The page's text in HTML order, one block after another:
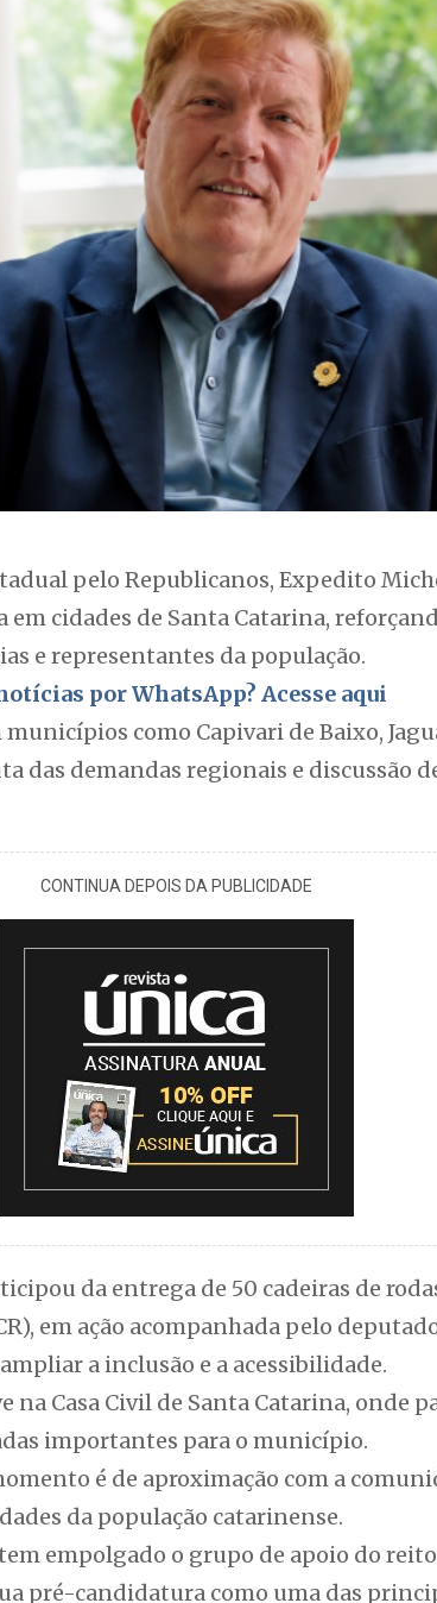
pelo Republicanos, Expedito
em cidades de Santa Catarina,
e representantes da população.
por WhatsApp? Acesse aqui
como Capivari de Baixo,
das demandas regionais e discussão
CONTINUA DEPOIS DA PUBLICIDADE
da entrega de 50 cadeiras de
em ação acompanhada pelo
a inclusão e a acessibilidade.
na Casa Civil de Santa Catarina, onde
importantes para o município.
é de aproximação com a
da população catarinense.
empolgado o grupo de apoio do
pré-candidatura como uma das